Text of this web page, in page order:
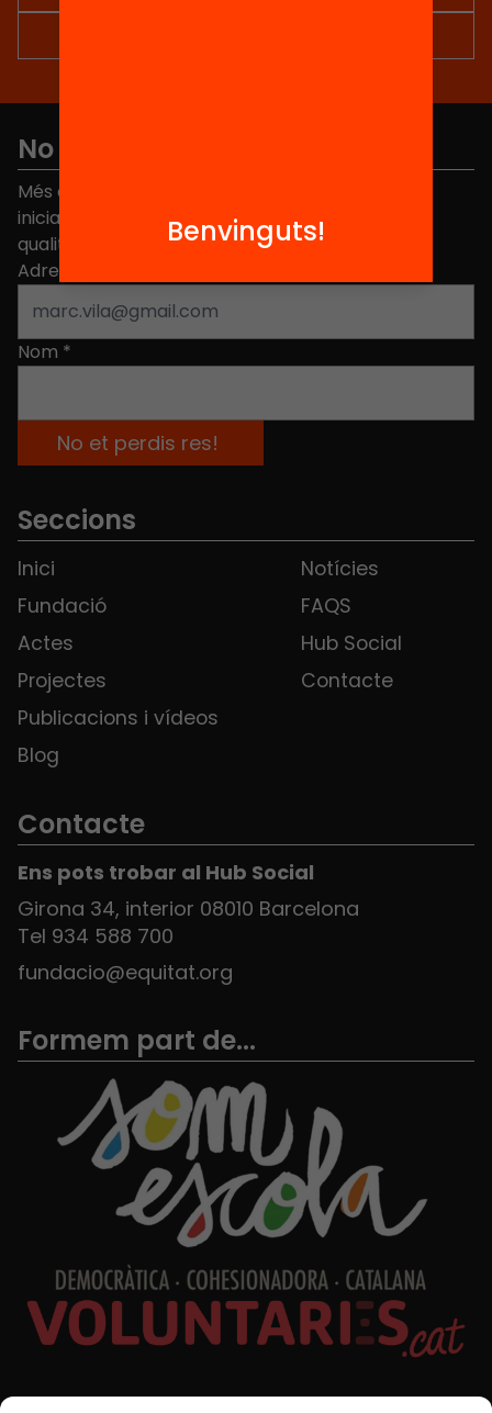
No et perdis res
Més de 40.000 persones ja han triat Equitat. Rep
iniciatives, propostes i projectes per millorar la
qualitat de l'educació a Catalunya.
Adreça electrònica
Nom *
Seccions
Inici
Fundació
Actes
Projectes
Publicacions i vídeos
Blog
Notícies
FAQS
Hub Social
Contacte
Contacte
Ens pots trobar al Hub Social
Girona 34, interior 08010 Barcelona
Tel 934 588 700
fundacio@equitat.org
Formem part de...
Benvinguts!